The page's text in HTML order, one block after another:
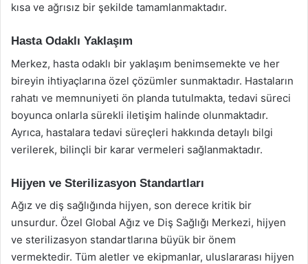
kısa ve ağrısız bir şekilde tamamlanmaktadır.
Hasta Odaklı Yaklaşım
Merkez, hasta odaklı bir yaklaşım benimsemekte ve her
bireyin ihtiyaçlarına özel çözümler sunmaktadır. Hastaların
rahatı ve memnuniyeti ön planda tutulmakta, tedavi süreci
boyunca onlarla sürekli iletişim halinde olunmaktadır.
Ayrıca, hastalara tedavi süreçleri hakkında detaylı bilgi
verilerek, bilinçli bir karar vermeleri sağlanmaktadır.
Hijyen ve Sterilizasyon Standartları
Ağız ve diş sağlığında hijyen, son derece kritik bir
unsurdur. Özel Global Ağız ve Diş Sağlığı Merkezi, hijyen
ve sterilizasyon standartlarına büyük bir önem
vermektedir. Tüm aletler ve ekipmanlar, uluslararası hijyen